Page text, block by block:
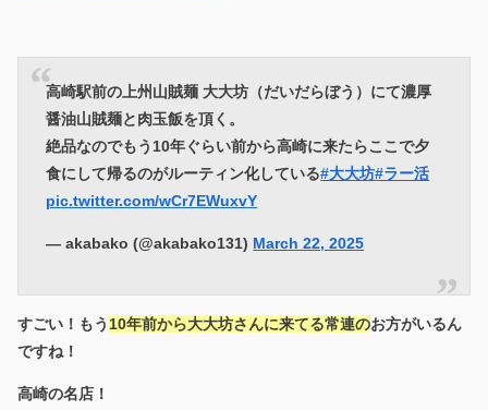
高崎駅前の上州山賊麺 大大坊（だいだらぼう）にて濃厚
醤油山賊麺と肉玉飯を頂く。
絶品なのでもう10年ぐらい前から高崎に来たらここで夕
食にして帰るのがルーティン化している#大大坊#ラー活
pic.twitter.com/wCr7EWuxvY
— akabako (@akabako131) March 22, 2025
すごい！もう 10年前から大大坊さんに来てる常連のお方がいるん
ですね！
高崎の名店！